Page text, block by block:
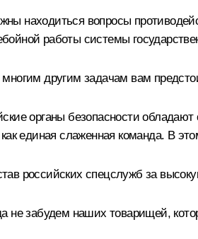
находиться вопросы
работы системы
другим задачам вам
органы безопасности
единая слаженная команда. В
российских спецслужб за
не забудем наших товарищей,